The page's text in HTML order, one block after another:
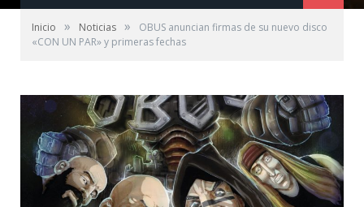
Inicio » Noticias »
OBUS anuncian firmas de su nuevo disco
«CON UN PAR» y primeras fechas